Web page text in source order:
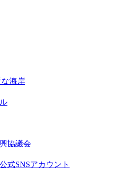
海岸
協議会
式SNSアカウント